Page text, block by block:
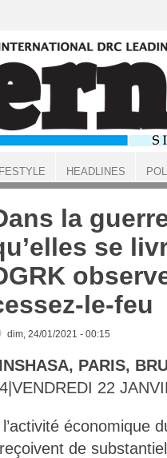
la
se
le-feu
dim, 24/01/2021 - 00:15
PARIS,
22
économique
de
HEADLINES